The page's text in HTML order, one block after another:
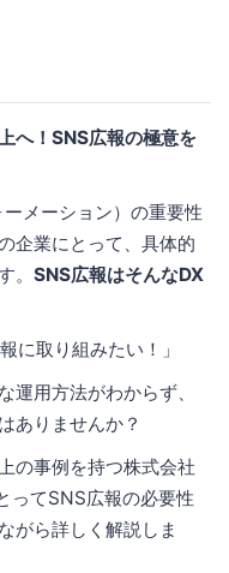
へ！SNS広報の極意を
メーション）の重要性
企業にとって、具体的
。 SNS広報はそんなDX
に取り組みたい！」
運用方法がわからず、
ありませんか？
の事例を持つ株式会社
てSNS広報の必要性
がら詳しく解説しま